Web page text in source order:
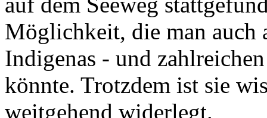
Möglichkeit, die man auch
Indigenas - und
könnte. Trotzdem ist sie
weitgehend widerlegt.